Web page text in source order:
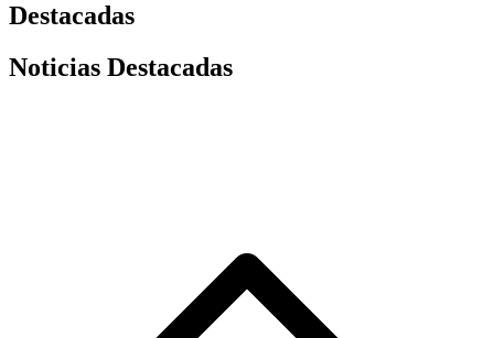
Destacadas
Noticias Destacadas